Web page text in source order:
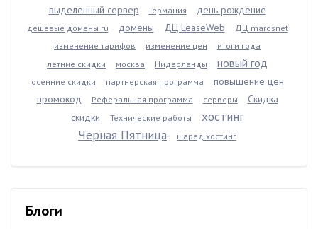
выделенный сервер Германия день рождение
дешевые домены ru домены ДЦ LeaseWeb
ДЦ marosnet
изменение тарифов
изменение цен
итоги года
летние скидки
москва Нидерланды новый год
осенние скидки партнерская программа
повышение цен
промокод
Реферальная программа серверы
Скидка
скидки
Технические работы
хостинг
Чёрная Пятница
шаред хостинг
Блоги